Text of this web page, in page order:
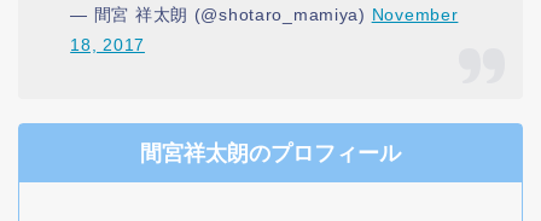
— 間宮 祥太朗 (@shotaro_mamiya) November
18, 2017
間宮祥太朗のプロフィール